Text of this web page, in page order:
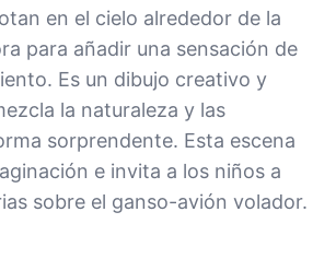
en el cielo alrededor de la
para añadir una sensación de
Es un dibujo creativo y
la naturaleza y las
sorprendente. Esta escena
e invita a los niños a
sobre el ganso-avión volador.